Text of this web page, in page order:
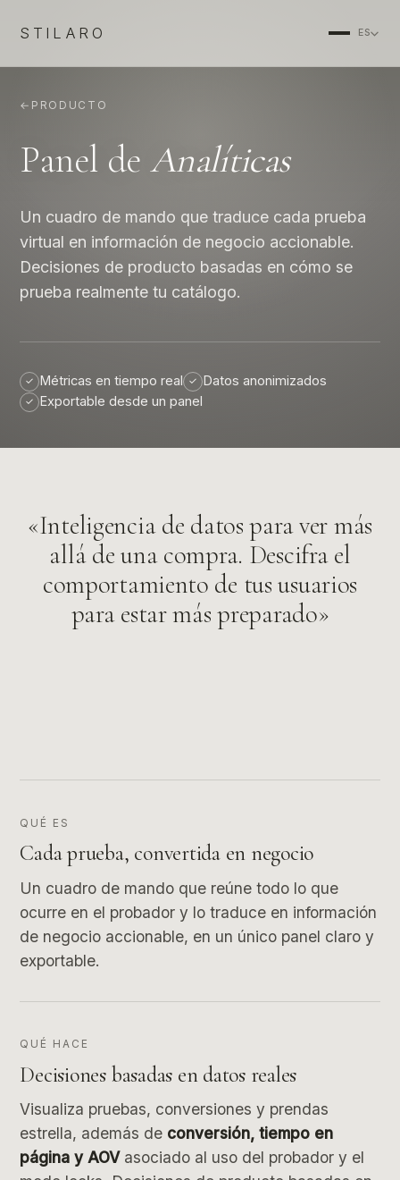
STILARO ES
← PRODUCTO
Panel de Analíticas
Un cuadro de mando que traduce cada prueba
virtual en información de negocio accionable.
Decisiones de producto basadas en cómo se
prueba realmente tu catálogo.
✓ Métricas en tiempo real ✓ Datos anonimizados
✓ Exportable desde un panel
«Inteligencia de datos para ver más
allá de una compra. Descifra el
comportamiento de tus usuarios
para estar más preparado»
QUÉ ES
Cada prueba, convertida en negocio
Un cuadro de mando que reúne todo lo que
ocurre en el probador y lo traduce en información
de negocio accionable, en un único panel claro y
exportable.
QUÉ HACE
Decisiones basadas en datos reales
Visualiza pruebas, conversiones y prendas
estrella, además de conversión, tiempo en
página y AOVasociado al uso del probador y el